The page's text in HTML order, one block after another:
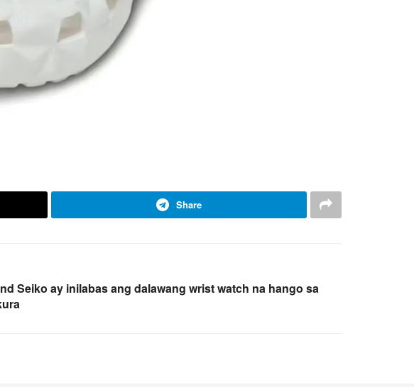
Share
Seiko ay inilabas ang dalawang wrist watch na hango sa